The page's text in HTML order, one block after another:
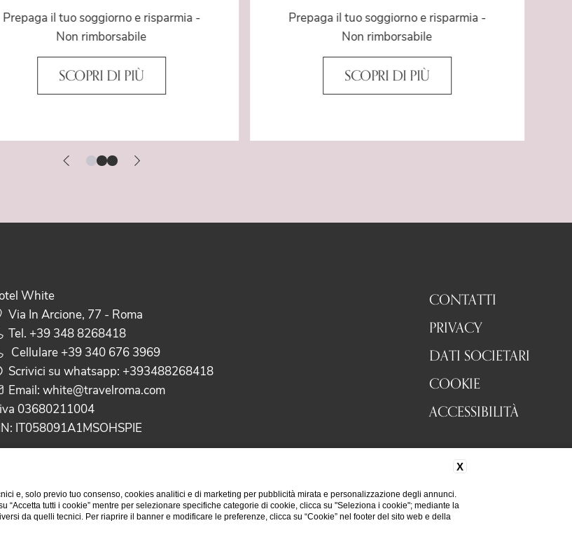
Prepaga il tuo soggiorno e risparmia -
Non rimborsabile
SCOPRI DI PIÙ
Prepaga il tuo soggiorno e risparmia -
Non rimborsabile
SCOPRI DI PIÙ
White
Via In Arcione, 77 - Roma
Tel. +39 348 8268418
Cellulare +39 340 676 3969
Scrivici su whatsapp: +393488268418
Email: white@travelroma.com
03680211004
IT058091A1MSOHSPIE
CONTATTI
PRIVACY
DATI SOCIETARI
COOKIE
ACCESSIBILITÀ
TRAVELROMA HOTELS
X
e, solo previo tuo consenso, cookies analitici e di marketing per pubblicità mirata e personalizzazione degli annunci.
“Accetta tutti i cookie” mentre per selezionare specifiche categorie di cookie, clicca su "Seleziona i cookie"; mediante la
da quelli tecnici. Per riaprire il banner e modificare le preferenze, clicca su “Cookie” nel footer del sito web e della